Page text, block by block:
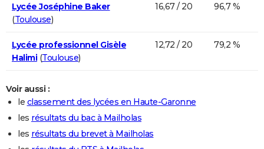
Lycée Joséphine Baker
(Toulouse)
16,67 / 20 96,7 %
Lycée professionnel Gisèle
Halimi(Toulouse)
12,72 / 20 79,2 %
Voir aussi :
le classement des lycées en Haute-Garonne
les résultats du bac à Mailholas
les résultats du brevet à Mailholas